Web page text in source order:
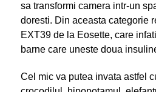
sa transformi camera intr-un
doresti. Din aceasta categorie
EXT39 de la Eosette, care
barne care uneste doua
Cel mic va putea invata astfel